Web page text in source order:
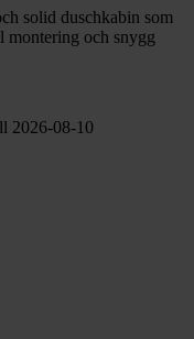
solid duschkabin som
montering och snygg
2026-08-10